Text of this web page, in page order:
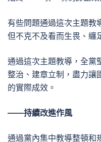
有些問題通過這次主題教
但不克不及看而生畏、纏
通過這次主題教導，全黨
整治、建章立制，盡力讓
的實際成效。
——持續改進作風
通過黨內集中教導整頓和